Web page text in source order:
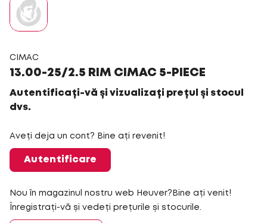
CIMAC
13.00-25/2.5 RIM CIMAC 5-PIECE
Autentificați-vă și vizualizați prețul și stocul
dvs.
Aveți deja un cont? Bine ați revenit!
Autentificare
Nou în magazinul nostru web Heuver?Bine ați venit!
Înregistrați-vă și vedeți prețurile și stocurile.